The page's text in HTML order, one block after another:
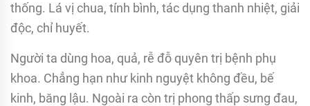
thống. Lá vị chua, tính bình, tác dụng thanh nhiệt, giải
độc, chỉ huyết.
Người ta dùng hoa, quả, rễ đỗ quyên trị bệnh phụ
khoa. Chẳng hạn như kinh nguyệt không đều, bế
kinh, băng lậu. Ngoài ra còn trị phong thấp sưng đau,